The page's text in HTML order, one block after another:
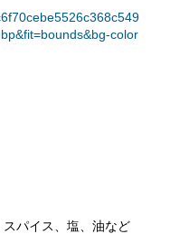
color
パイス、塩、油など